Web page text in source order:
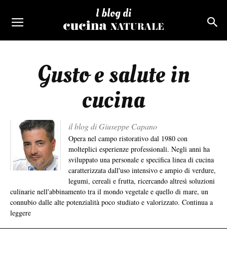
I blog di
Gusto e salute in
cucina
il blog di Giuseppe Capano
Opera nel campo ristorativo dal 1980 con
molteplici esperienze professionali. Negli anni ha
sviluppato una personale e specifica linea di cucina
caratterizzata dall'uso intensivo e ampio di verdure,
legumi, cereali e frutta, ricercando altresì soluzioni
culinarie nell'abbinamento tra il mondo vegetale e quello di mare, un
connubio dalle alte potenzialità poco studiato e valorizzato. Continua a
leggere